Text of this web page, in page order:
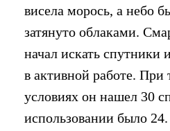
висела морось, а небо
затянуто облаками.
начал искать спутники
в активной работе.
условиях он нашел 30
использовании было 24.